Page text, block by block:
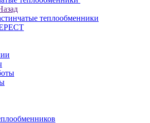
теплообменники